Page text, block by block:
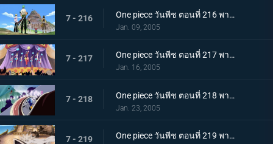
7 - 216 One piece วันพีช ตอนที่ 216 พากย์ไทย การแข่งที่หน้าผา! เกมเออีไอโอยู!
Jan. 09, 2005
7 - 217 One piece วันพีช ตอนที่ 217 พากย์ไทย ศึกของกัปตัน! การดวลครั้งสุดท้าย!
Jan. 16, 2005
7 - 218 One piece วันพีช ตอนที่ 218 พากย์ไทย การจู่โจมสุดเอื่อยเฉื่อย ปะทะ ลูฟี่อมตะ!
Jan. 23, 2005
7 - 219 One piece วันพีช ตอนที่ 219 พากย์ไทย การดวลอันเร่าร้อน! ศึกตัดสินแห่งชะตากรรม!!!